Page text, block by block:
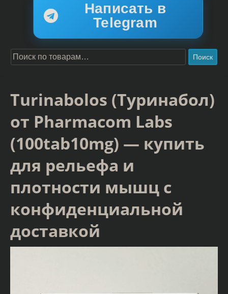
Написать в
Telegram
Поиск
Turinabolos (Туринабол)
от Pharmacom Labs
(100tab10mg) — купить
для рельефа и
плотности мышц с
конфиденциальной
доставкой